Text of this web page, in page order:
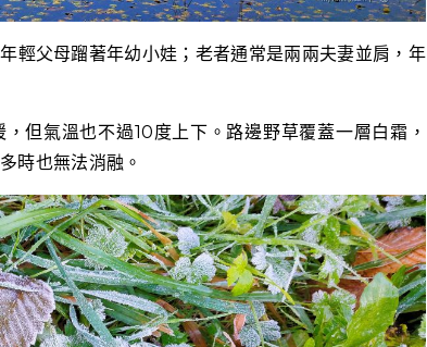
輕父母蹓著年幼小娃；老者通常是兩兩夫妻並肩，年
但氣溫也不過10度上下。路邊野草覆蓋一層白霜，
時也無法消融。